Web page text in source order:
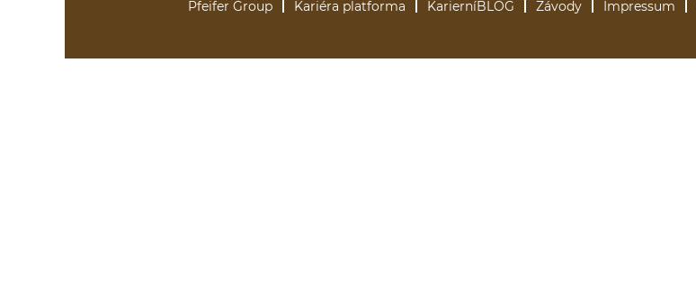
Pfeifer Group Kariéra platforma KarierníBLOG Závody Impressum